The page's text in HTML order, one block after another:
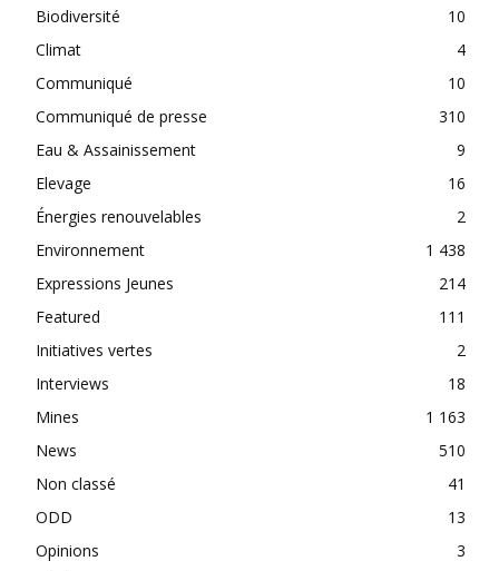
Biodiversité
10
Climat
4
Communiqué
10
Communiqué de presse
310
Eau & Assainissement
9
Elevage
16
Énergies renouvelables
2
Environnement
1 438
Expressions Jeunes
214
Featured
111
Initiatives vertes
2
Interviews
18
Mines
1 163
News
510
Non classé
41
ODD
13
Opinions
3